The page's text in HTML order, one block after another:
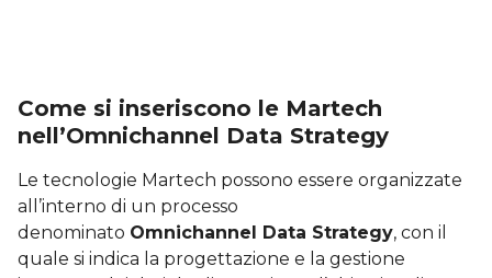
Come si inseriscono le Martech
nell’Omnichannel Data Strategy
Le tecnologie Martech possono essere organizzate
all’interno di un processo
denominato Omnichannel Data Strategy, con il
quale si indica la progettazione e la gestione